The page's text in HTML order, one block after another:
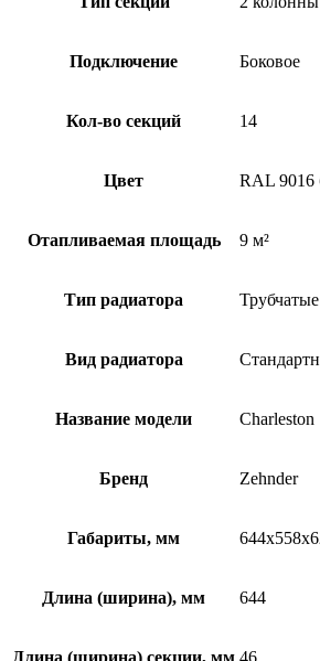
Подключение Боковое
Кол-во секций 14
Цвет RAL 9016
Отапливаемая площадь 9 м²
Тип радиатора Трубчатые
Вид радиатора
Название модели Charleston
Бренд Zehnder
Габариты, мм
Длина (ширина), мм 644
Длина (ширина) секции, мм 46